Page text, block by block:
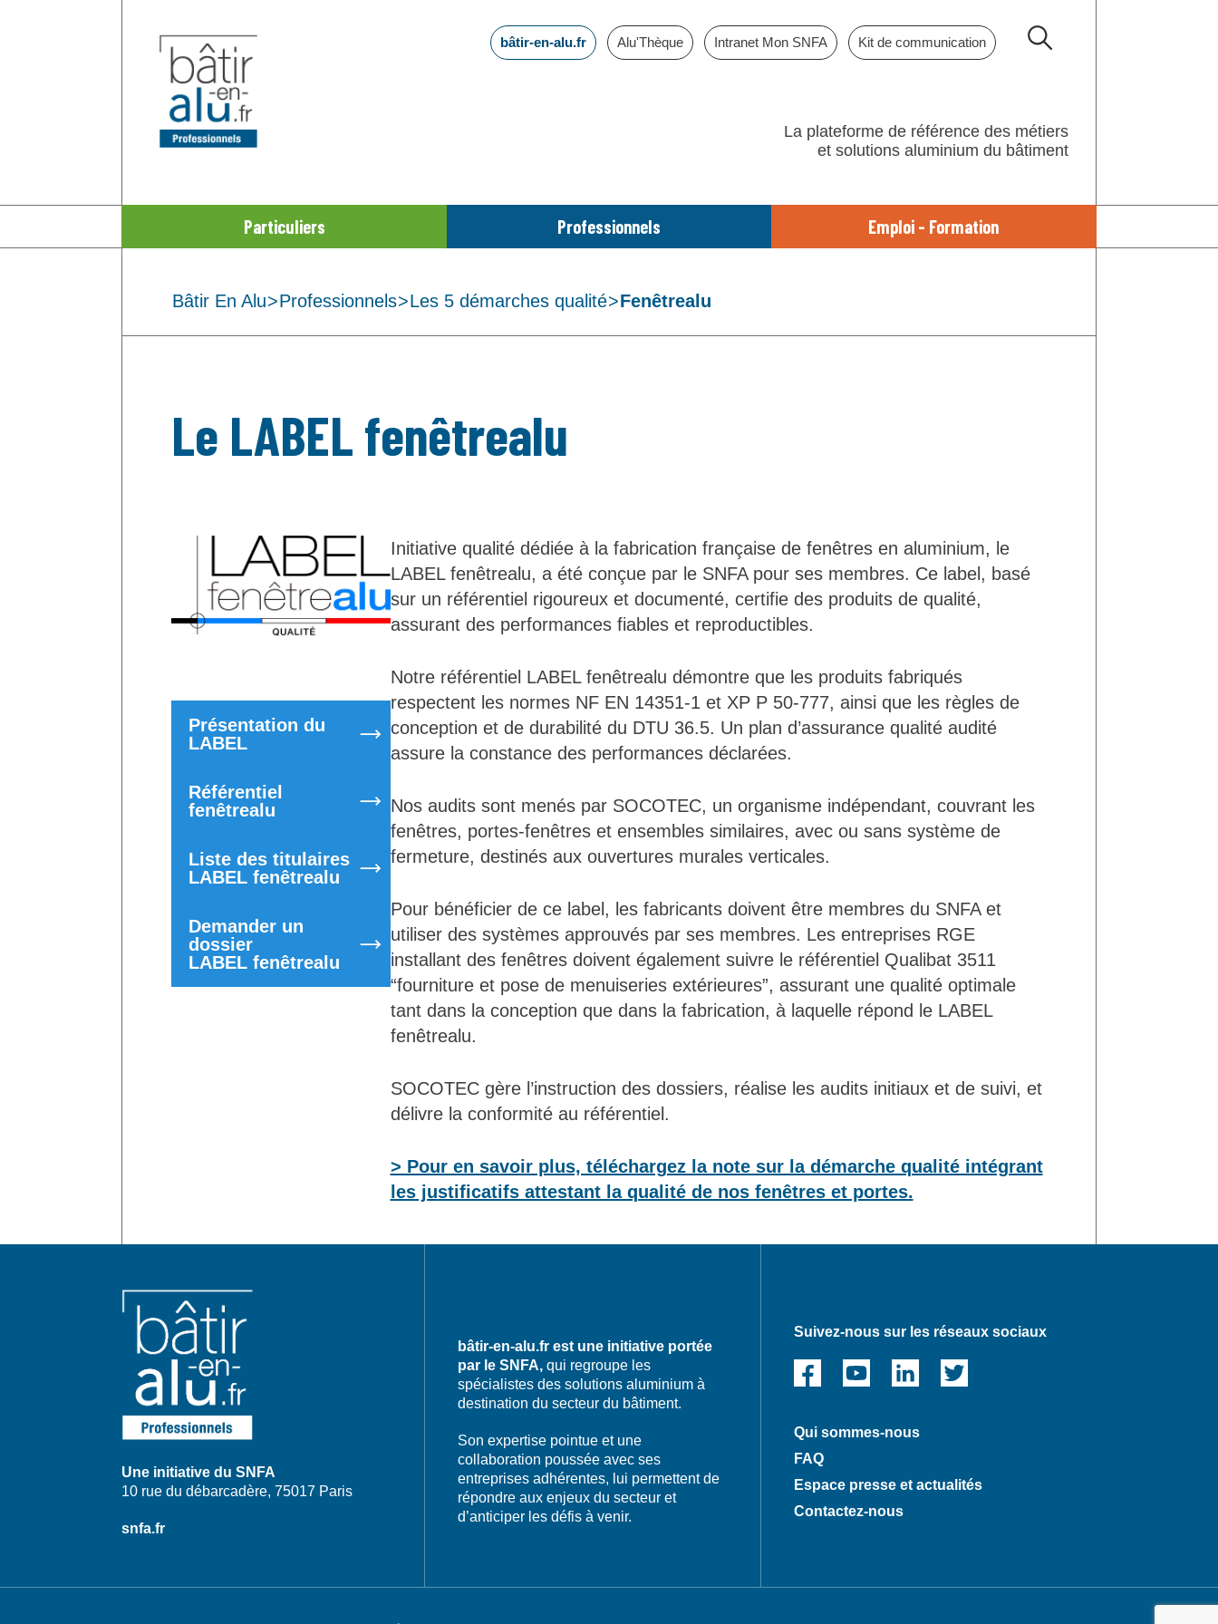
bâtir-en-alu.fr Alu'Thèque Intranet Mon SNFA Kit de communication
La plateforme de référence des métiers
et solutions aluminium du bâtiment
Particuliers Professionnels Emploi - Formation
Bâtir En Alu>Professionnels>Les 5 démarches qualité>Fenêtrealu
Le LABEL fenêtrealu
Présentation du
LABEL
Référentiel
fenêtrealu
Liste des titulaires
LABEL fenêtrealu
Demander un
dossier
LABEL fenêtrealu
Initiative qualité dédiée à la fabrication française de fenêtres en aluminium, le
LABEL fenêtrealu, a été conçue par le SNFA pour ses membres. Ce label, basé
sur un référentiel rigoureux et documenté, certifie des produits de qualité,
assurant des performances fiables et reproductibles.
Notre référentiel LABEL fenêtrealu démontre que les produits fabriqués
respectent les normes NF EN 14351-1 et XP P 50-777, ainsi que les règles de
conception et de durabilité du DTU 36.5. Un plan d’assurance qualité audité
assure la constance des performances déclarées.
Nos audits sont menés par SOCOTEC, un organisme indépendant, couvrant les
fenêtres, portes-fenêtres et ensembles similaires, avec ou sans système de
fermeture, destinés aux ouvertures murales verticales.
Pour bénéficier de ce label, les fabricants doivent être membres du SNFA et
utiliser des systèmes approuvés par ses membres. Les entreprises RGE
installant des fenêtres doivent également suivre le référentiel Qualibat 3511
“fourniture et pose de menuiseries extérieures”, assurant une qualité optimale
tant dans la conception que dans la fabrication, à laquelle répond le LABEL
fenêtrealu.
SOCOTEC gère l’instruction des dossiers, réalise les audits initiaux et de suivi, et
délivre la conformité au référentiel.
> Pour en savoir plus, téléchargez la note sur la démarche qualité intégrant
les justificatifs attestant la qualité de nos fenêtres et portes.
Une initiative du SNFA
10 rue du débarcadère, 75017 Paris
snfa.fr
bâtir-en-alu.fr est une initiative portée
par le SNFA, qui regroupe les
spécialistes des solutions aluminium à
destination du secteur du bâtiment.
Son expertise pointue et une
collaboration poussée avec ses
entreprises adhérentes, lui permettent de
répondre aux enjeux du secteur et
d’anticiper les défis à venir.
Suivez-nous sur les réseaux sociaux
Qui sommes-nous
FAQ
Espace presse et actualités
Contactez-nous